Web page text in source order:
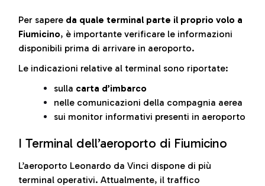
Per sapere da quale terminal parte il proprio volo a
Fiumicino, è importante verificare le informazioni
disponibili prima di arrivare in aeroporto.
Le indicazioni relative al terminal sono riportate:
sulla carta d’imbarco
nelle comunicazioni della compagnia aerea
sui monitor informativi presenti in aeroporto
I Terminal dell’aeroporto di Fiumicino
L’aeroporto Leonardo da Vinci dispone di più
terminal operativi. Attualmente, il traffico